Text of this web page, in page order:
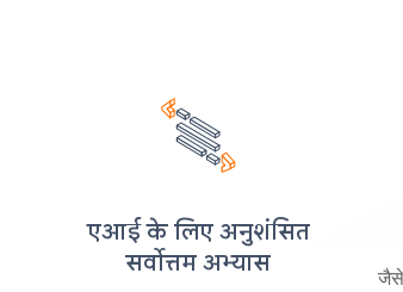
एआई के लिए अनुशंसित
सर्वोत्तम अभ्यास